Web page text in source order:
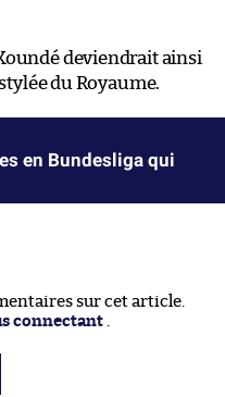
deviendrait ainsi
du Royaume.
en Bundesliga qui
sur cet article.
connectant